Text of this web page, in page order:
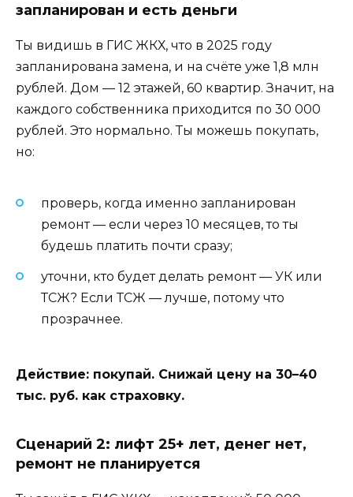
запланирован и есть деньги
Ты видишь в ГИС ЖКХ, что в 2025 году
запланирована замена, и на счёте уже 1,8 млн
рублей. Дом — 12 этажей, 60 квартир. Значит, на
каждого собственника приходится по 30 000
рублей. Это нормально. Ты можешь покупать,
но:
проверь, когда именно запланирован
ремонт — если через 10 месяцев, то ты
будешь платить почти сразу;
уточни, кто будет делать ремонт — УК или
ТСЖ? Если ТСЖ — лучше, потому что
прозрачнее.
Действие: покупай. Снижай цену на 30–40
тыс. руб. как страховку.
Сценарий 2: лифт 25+ лет, денег нет,
ремонт не планируется